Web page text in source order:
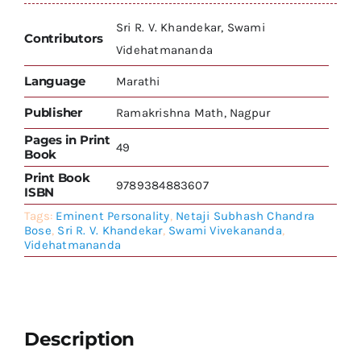
Contributors
Sri R. V. Khandekar, Swami
Videhatmananda
Language Marathi
Publisher Ramakrishna Math, Nagpur
Pages in Print
Book
49
Print Book
ISBN
9789384883607
Tags: Eminent Personality, Netaji Subhash Chandra
Bose, Sri R. V. Khandekar, Swami Vivekananda,
Videhatmananda
Description